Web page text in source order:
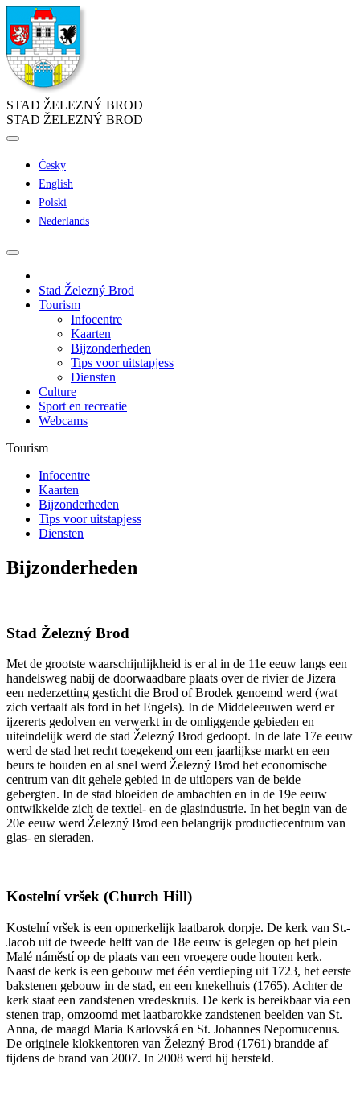
STAD ŽELEZNÝ BROD
STAD ŽELEZNÝ BROD
Česky
English
Polski
Nederlands
Stad Železný Brod
Tourism
Infocentre
Kaarten
Bijzonderheden
Tips voor uitstapjess
Diensten
Culture
Sport en recreatie
Webcams
Tourism
Infocentre
Kaarten
Bijzonderheden
Tips voor uitstapjess
Diensten
Bijzonderheden
Stad Železný Brod
Met de grootste waarschijnlijkheid is er al in de 11e eeuw langs een
handelsweg nabij de doorwaadbare plaats over de rivier de Jizera
een nederzetting gesticht die Brod of Brodek genoemd werd (wat
zich vertaalt als ford in het Engels). In de Middeleeuwen werd er
ijzererts gedolven en verwerkt in de omliggende gebieden en
uiteindelijk werd de stad Železný Brod gedoopt. In de late 17e eeuw
werd de stad het recht toegekend om een jaarlijkse markt en een
beurs te houden en al snel werd Železný Brod het economische
centrum van dit gehele gebied in de uitlopers van de beide
gebergten. In de stad bloeiden de ambachten en in de 19e eeuw
ontwikkelde zich de textiel- en de glasindustrie. In het begin van de
20e eeuw werd Železný Brod een belangrijk productiecentrum van
glas- en sieraden.
Kostelní vršek (Church Hill)
Kostelní vršek is een opmerkelijk laatbarok dorpje. De kerk van St.-
Jacob uit de tweede helft van de 18e eeuw is gelegen op het plein
Malé náměstí op de plaats van een vroegere oude houten kerk.
Naast de kerk is een gebouw met één verdieping uit 1723, het eerste
bakstenen gebouw in de stad, en een knekelhuis (1765). Achter de
kerk staat een zandstenen vredeskruis. De kerk is bereikbaar via een
stenen trap, omzoomd met laatbarokke zandstenen beelden van St.
Anna, de maagd Maria Karlovská en St. Johannes Nepomucenus.
De originele klokkentoren van Železný Brod (1761) brandde af
tijdens de brand van 2007. In 2008 werd hij hersteld.